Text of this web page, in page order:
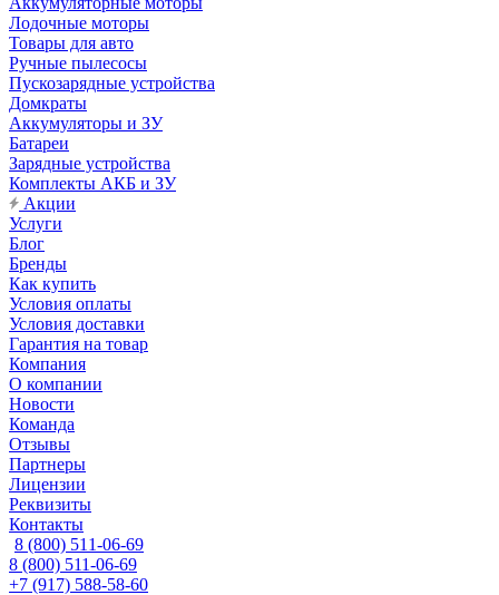
Лодочные моторы
Товары для авто
Ручные пылесосы
Пускозарядные устройства
Домкраты
Аккумуляторы и ЗУ
Батареи
Зарядные устройства
Комплекты АКБ и ЗУ
Акции
Услуги
Блог
Бренды
Как купить
Условия оплаты
Условия доставки
Гарантия на товар
Компания
О компании
Новости
Команда
Отзывы
Партнеры
Лицензии
Реквизиты
Контакты
8 (800) 511-06-69
8 (800) 511-06-69
+7 (917) 588-58-60